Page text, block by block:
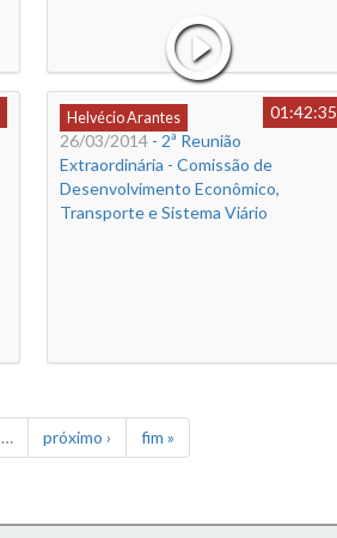
Helvécio Arantes
01:42:35
26/03/2014 - 2ª Reunião
Extraordinária - Comissão de
Desenvolvimento Econômico,
Transporte e Sistema Viário
… próximo › fim »